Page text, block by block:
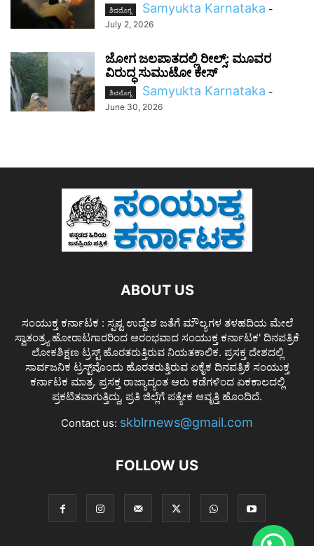
ಶಿವಮೊಗ್ಗ Samyukta Karnataka -
July 2, 2026
ಜೋಗ ಜಲಪಾತದಲ್ಲಿ ರೀಲ್ಸ್: ಮೂವರ
ವಿರುದ್ಧ ಸುಮುಟೋ ಕೇಸ್
ಶಿವಮೊಗ್ಗ Samyukta Karnataka -
June 30, 2026
ABOUT US
ಸಂಯುಕ್ತ ಕರ್ನಾಟಕ : ಸ್ಪಷ್ಟ ಉದ್ದೇಶ ಜತೆಗೆ ಮೌಲ್ಯಗಳ ತಳಹದಿಯ ಮೇಲೆ
ಸ್ವಾತಂತ್ರ್ಯ ಹೋರಾಟಗಾರರಿಂದ ಆರಂಭವಾದ ಸಂಯುಕ್ತ ಕರ್ನಾಟಕ' ದಿನಪತ್ರಿಕೆ
ಲೋಕಶಿಕ್ಷಣ ಟ್ರಸ್ಟ್ ಹೊರತರುತ್ತಿರುವ ನಿಯತಕಾಲಿಕ. ಪ್ರಸಕ್ತ ದೇಶದಲ್ಲಿ
ಸಾರ್ವಜನಿಕ ಟ್ರಸ್ಟ್‌ವೊಂದು ಹೊರತರುತ್ತಿರುವ ಏಕೈಕ ದಿನಪತ್ರಿಕೆ ಸಂಯುಕ್ತ
ಕರ್ನಾಟಕ ಮಾತ್ರ. ಪ್ರಸಕ್ತ ರಾಜ್ಯಾದ್ಯಂತ ಆರು ಕಡೆಗಳಿಂದ ಏಕಕಾಲದಲ್ಲಿ
ಪ್ರಕಟಿತವಾಗುತ್ತಿದ್ದು, ಪ್ರತಿ ಜಿಲ್ಲೆಗೆ ಪತ್ಯೇಕ ಆವೃತ್ತಿ ಹೊಂದಿದೆ.
Contact us: skblrnews@gmail.com
FOLLOW US